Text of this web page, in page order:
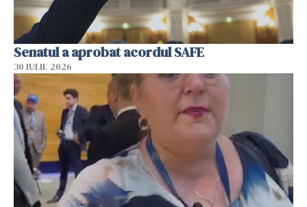
Senatul a aprobat acordul SAFE
30 IULIE 2026